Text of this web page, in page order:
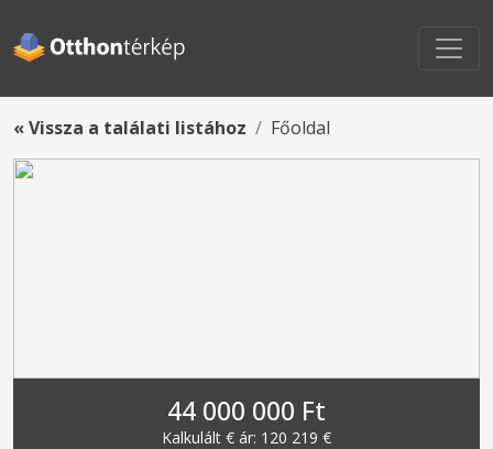
« Vissza a találati listához Főoldal
44 000 000 Ft
Kalkulált € ár: 120 219 €